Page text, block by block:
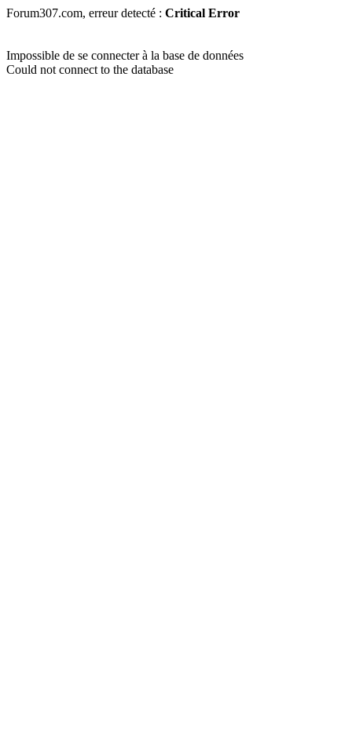
Forum307.com, erreur detecté : Critical Error
Impossible de se connecter à la base de données
Could not connect to the database